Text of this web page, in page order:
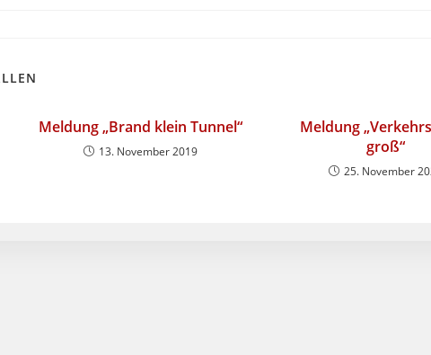
Meldung „Brand klein Tunnel“
13. November 2019
Meldung
groß“
25. November